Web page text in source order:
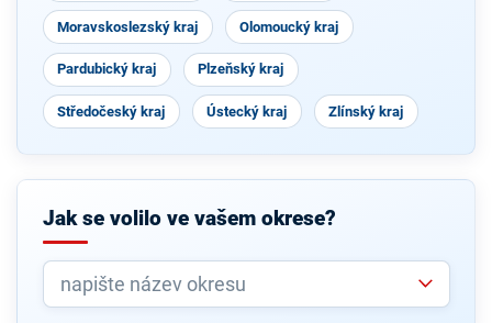
Moravskoslezský kraj Olomoucký kraj
Pardubický kraj Plzeňský kraj
Středočeský kraj Ústecký kraj Zlínský kraj
Jak se volilo ve vašem okrese?